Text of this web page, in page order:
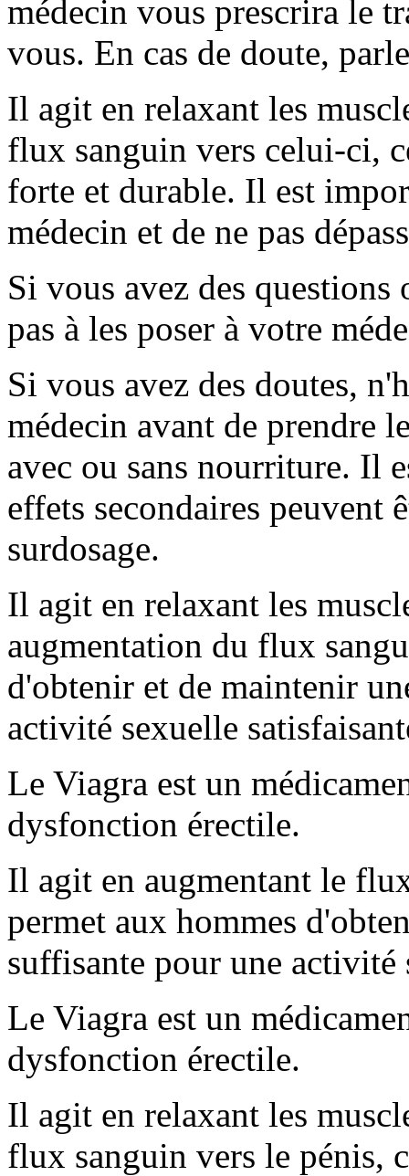
médecin vous prescrira le
vous. En cas de doute,
Il agit en relaxant les
flux sanguin vers celui-ci,
forte et durable. Il est
médecin et de ne pas
Si vous avez des questions
pas à les poser à votre
Si vous avez des doutes,
médecin avant de prendre
avec ou sans nourriture. Il
effets secondaires peuvent
surdosage.
Il agit en relaxant les
augmentation du flux
d'obtenir et de maintenir
activité sexuelle
Le Viagra est un
dysfonction érectile.
Il agit en augmentant le
permet aux hommes
suffisante pour une activité
Le Viagra est un
dysfonction érectile.
Il agit en relaxant les
flux sanguin vers le pénis,